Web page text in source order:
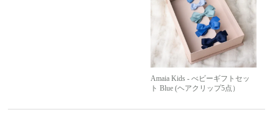
Amaia Kids - べビーギフトセッ
ト Blue (ヘアクリップ5点）